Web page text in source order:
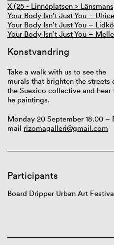
X (25 - Linnéplatsen >
Your Body Isn’t Just You –
Your Body Isn’t Just You –
Your Body Isn’t Just You –
Konstvandring
Take a walk with us to see the
murals that brighten the
the Suexico collective and
he paintings.
Monday 20 September 18.00 –
mail rizomagalleri@gmail.com
Participants
Board DripperUrban Art